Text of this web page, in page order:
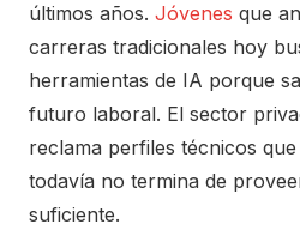
últimos años. Jóvenes que
carreras tradicionales hoy
herramientas de IA porque
futuro laboral. El sector
reclama perfiles técnicos
todavía no termina de
suficiente.